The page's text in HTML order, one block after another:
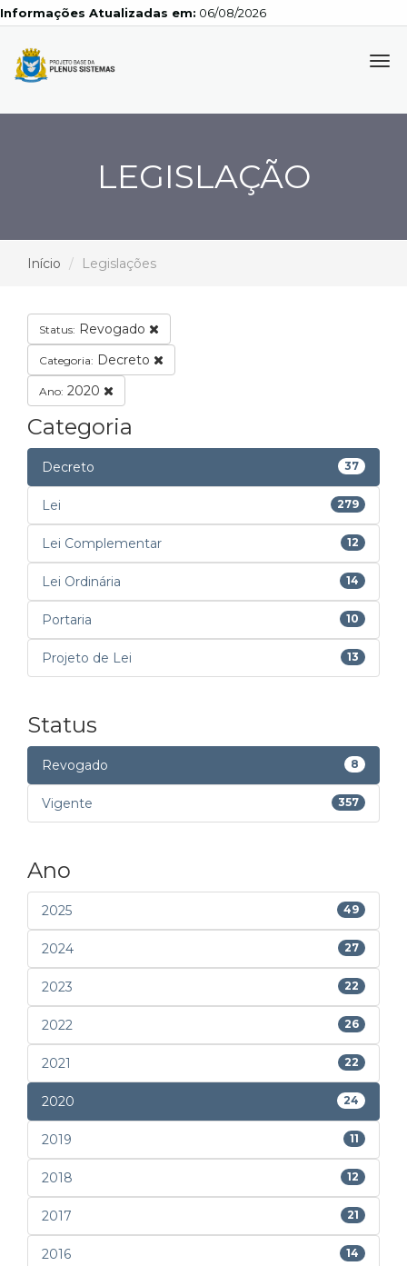
Atualizadas em: 06/08/2026
LEGISLAÇÃO
Início Legislações
Status: Revogado
Categoria: Decreto
Ano: 2020
Categoria
Decreto 37
Lei 279
Lei Complementar 12
Lei Ordinária 14
Portaria 10
Projeto de Lei 13
Status
Revogado 8
Vigente 357
Ano
2025 49
2024 27
2023 22
2022 26
2021 22
2020 24
2019 11
2018 12
2017 21
2016 14